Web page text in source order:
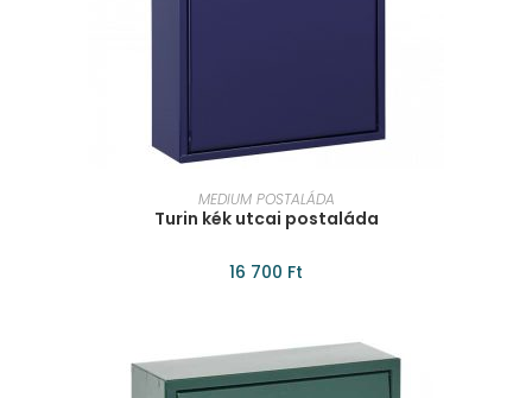
KOSÁRBA TESZEM
MEDIUM POSTALÁDA
Turin kék utcai postaláda
16 700 Ft